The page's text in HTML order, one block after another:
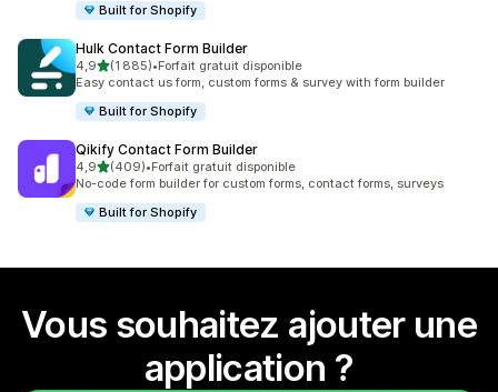
Built for Shopify
Hulk Contact Form Builder
4,9étoile(s) sur 5
(1 885)
1885 avis au total
•Forfait gratuit disponible
Easy contact us form, custom forms & survey with form builder
Built for Shopify
Qikify Contact Form Builder
4,9étoile(s) sur 5
(409)
409 avis au total
•Forfait gratuit disponible
No-code form builder for custom forms, contact forms, surveys
Built for Shopify
Vous souhaitez ajouter une
application ?